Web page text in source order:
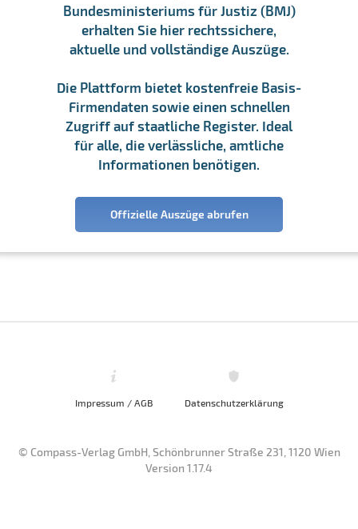
Bundesministeriums für Justiz (BMJ)
erhalten Sie hier rechtssichere,
aktuelle und vollständige Auszüge.
Die Plattform bietet kostenfreie Basis-
Firmendaten sowie einen schnellen
Zugriff auf staatliche Register. Ideal
für alle, die verlässliche, amtliche
Informationen benötigen.
Offizielle Auszüge abrufen
Impressum / AGB Datenschutzerklärung
© Compass-Verlag GmbH, Schönbrunner Straße 231, 1120 Wien
Version 1.17.4